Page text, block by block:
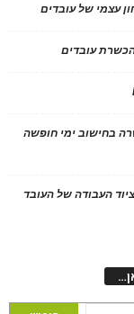
עובדים
בחישוב ימי חופשה
העבודה של העובד